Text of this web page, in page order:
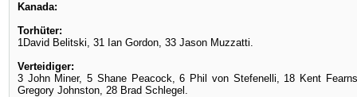
Kanada:
Torhüter:
1David Belitski, 31 Ian Gordon, 33 Jason Muzzatti.
Verteidiger:
3 John Miner, 5 Shane Peacock, 6 Phil von Stefenelli, 18 Kent
Gregory Johnston, 28 Brad Schlegel.